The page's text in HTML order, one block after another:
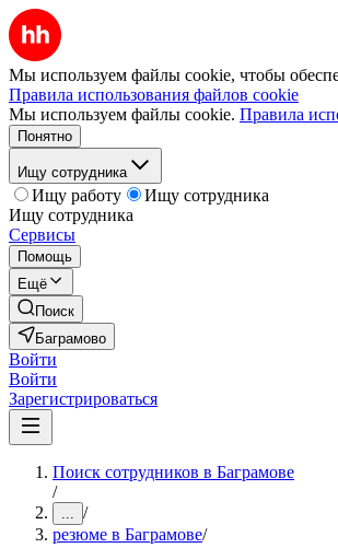
Мы используем файлы cookie, чтобы
Правила использования файлов cookie
Мы используем файлы cookie. Правила
Понятно
Ищу сотрудника
Ищу работу
Ищу сотрудника
Ищу сотрудника
Сервисы
Помощь
Ещё
Поиск
Баграмово
Войти
Войти
Зарегистрироваться
Поиск сотрудников в Баграмове
/
... /
резюме в Баграмове/